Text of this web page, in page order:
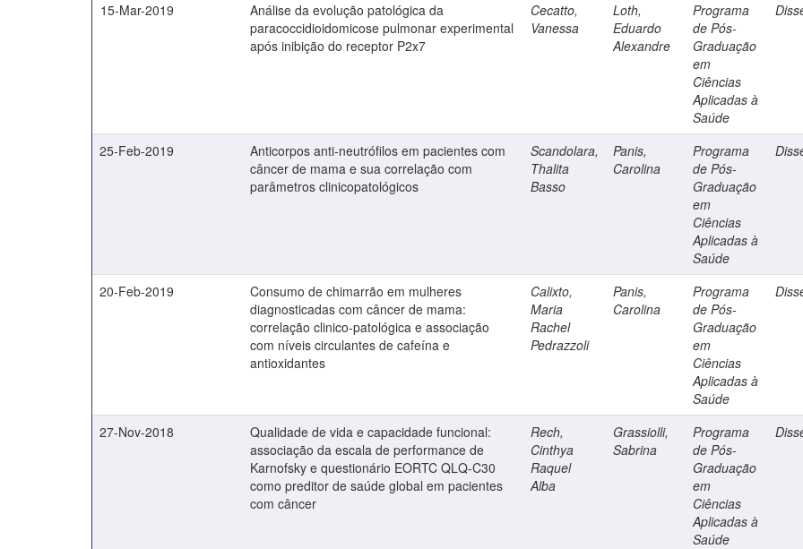
15-Mar-2019
Análise da evolução patológica da
paracoccidioidomicose pulmonar experimental
após inibição do receptor P2x7
Cecatto,
Vanessa
Loth,
Eduardo
Alexandre
Programa
de Pós-
Graduação
em
Ciências
Aplicadas à
Saúde
25-Feb-2019
Anticorpos anti-neutrófilos em pacientes com
câncer de mama e sua correlação com
parâmetros clinicopatológicos
Scandolara,
Thalita
Basso
Panis,
Carolina
Programa
de Pós-
Graduação
em
Ciências
Aplicadas à
Saúde
20-Feb-2019
Consumo de chimarrão em mulheres
diagnosticadas com câncer de mama:
correlação clinico-patológica e associação
com níveis circulantes de cafeína e
antioxidantes
Calixto,
Maria
Rachel
Pedrazzoli
Panis,
Carolina
Programa
de Pós-
Graduação
em
Ciências
Aplicadas à
Saúde
27-Nov-2018
Qualidade de vida e capacidade funcional:
associação da escala de performance de
Karnofsky e questionário EORTC QLQ-C30
como preditor de saúde global em pacientes
com câncer
Rech,
Cinthya
Raquel
Alba
Grassiolli,
Sabrina
Programa
de Pós-
Graduação
em
Ciências
Aplicadas à
Saúde